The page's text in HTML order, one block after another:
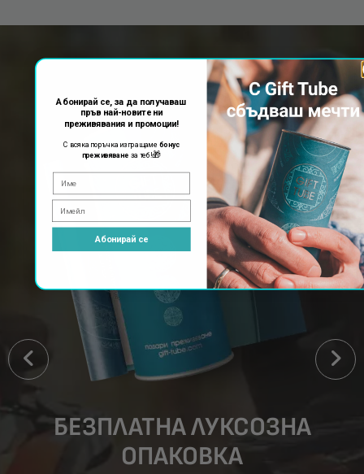
БЕЗПЛАТНА ЛУКСОЗНА
ОПАКОВКА
Абонирай се, за да получаваш
пръв най-новите ни
преживявания и промоции!
С всяка поръчка изпращаме бонус
преживяване за теб!🎁
Абонирай се